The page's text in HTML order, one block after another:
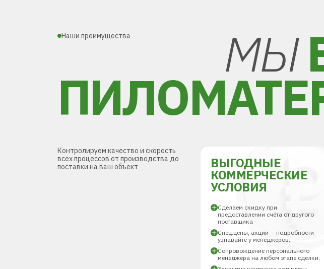
Наши преимущества МЫ
Контролируем качество и скорость
всех процессов от производства до
поставки на ваш объект
ВЫГОДНЫЕ
КОММЕРЧЕСКИЕ
УСЛОВИЯ
Сделаем скидку при
предоставлении счёта от другого
поставщика
Спец.цены, акции — подробности
узнавайте у менеджеров;
Сопровождение персонального
менеджера на любом этапе сделки;